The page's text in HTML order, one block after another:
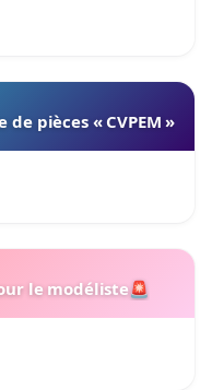
pièces « CVPEM »
le modéliste🚨